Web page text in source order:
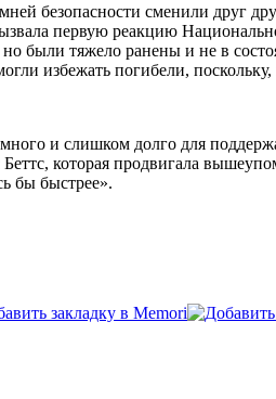
безопасности сменили друг
первую реакцию
были тяжело ранены и не в
избежать погибели,
и слишком долго для
Беттс, которая продвигала
бы быстрее».